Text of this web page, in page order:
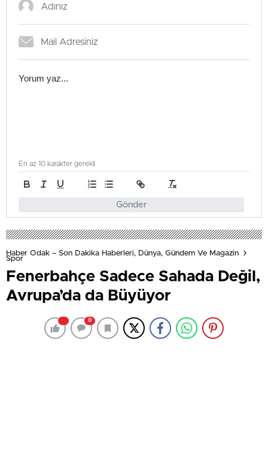
Gönder
En az 10 karakter gerekli
Haber Odak – Son Dakika Haberleri, Dünya, Gündem Ve Magazin
Spor
Fenerbahçe Sadece Sahada Değil,
Avrupa’da da Büyüyor
0